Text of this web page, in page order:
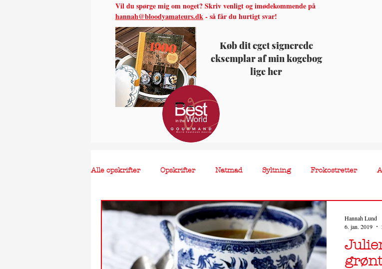
Vil du spørge mig om noget? Skriv venligt og imødekommende på
hannah@bloodyamateurs.dk- så får du hurtigt svar!
Køb dit eget signerede
eksemplar af min kogebog
lige her
Alle opskrifter Opskrifter Natmad Syltning Frokostretter
Hannah Lund
6. jan. 2019